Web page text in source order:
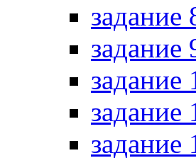
задание
задание
задание
задание
задание